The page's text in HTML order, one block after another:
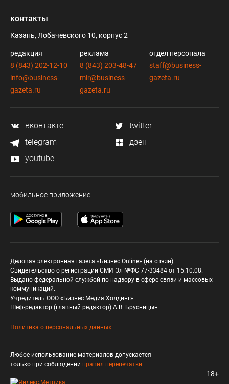
контакты
Казань, Лобачевского 10, корпус 2
редакция
8 (843) 202-12-10
info@business-
gazeta.ru
реклама
8 (843) 203-48-47
mir@business-
gazeta.ru
отдел персонала
staff@business-
gazeta.ru
вконтакте
twitter
telegram
дзен
youtube
мобильное приложение
Деловая электронная газета «Бизнес Online» (на связи).
Свидетельство о регистрации СМИ Эл №ФС 77-33484 от 15.10.08.
Выдано федеральной службой по надзору в сфере связи и массовых
коммуникаций.
Учредитель ООО «Бизнес Медия Холдинг»
Шеф-редактор (главный редактор) А.В. Брусницын
Политика о персональных данных
Любое использование материалов допускается
только при соблюдении правил перепечатки
18+